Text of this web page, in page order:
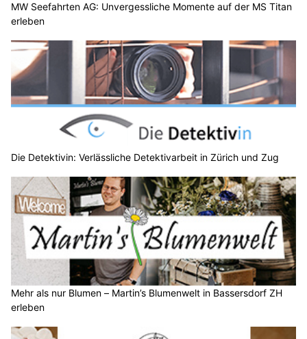
MW Seefahrten AG: Unvergessliche Momente auf der MS Titan
erleben
Die Detektivin: Verlässliche Detektivarbeit in Zürich und Zug
Mehr als nur Blumen – Martin’s Blumenwelt in Bassersdorf ZH
erleben